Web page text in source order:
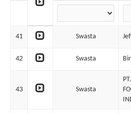
41 Swasta
42 Swasta
43 Swasta